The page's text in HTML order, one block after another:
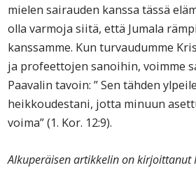
mielen sairauden kanssa tässä
olla varmoja siitä, että Jumala
kanssamme. Kun turvaudumme
ja profeettojen sanoihin, voimme
Paavalin tavoin: ” Sen tähden
heikkoudestani, jotta minuun
voima” (1. Kor. 12:9).
Alkuperäisen artikkelin on kirjoittanut